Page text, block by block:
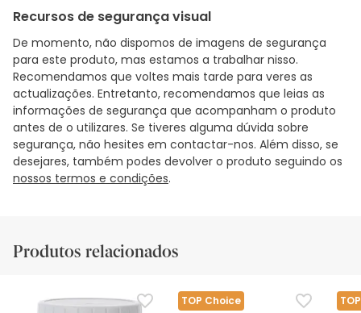
Recursos de segurança visual
De momento, não dispomos de imagens de segurança
para este produto, mas estamos a trabalhar nisso.
Recomendamos que voltes mais tarde para veres as
actualizações. Entretanto, recomendamos que leias as
informações de segurança que acompanham o produto
antes de o utilizares. Se tiveres alguma dúvida sobre
segurança, não hesites em contactar-nos. Além disso, se
desejares, também podes devolver o produto seguindo os
nossos termos e condições.
Produtos relacionados
TOP Choice